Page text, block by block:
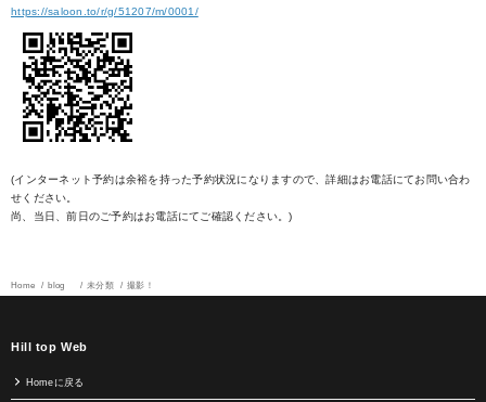
https://saloon.to/r/g/51207/m/0001/
(インターネット予約は余裕を持った予約状況になりますので、詳細はお電話にてお問い合わ
せください。
尚、当日、前日のご予約はお電話にてご確認ください。)
Home blog 未分類 撮影！
Hill top Web
Homeに戻る